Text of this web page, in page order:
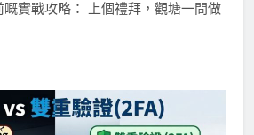
實戰攻略： 上個禮拜，觀塘一間做